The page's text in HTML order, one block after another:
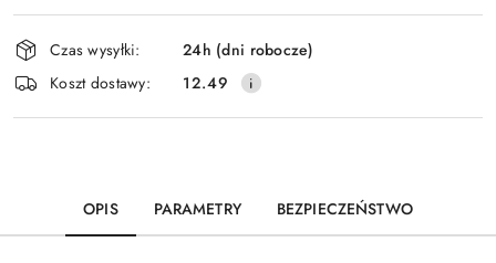
dostawa
Czas wysyłki:
24h (dni robocze)
Koszt dostawy:
12.49
OPIS PARAMETRY BEZPIECZEŃSTWO